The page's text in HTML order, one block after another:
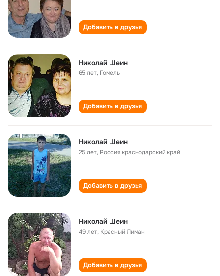
Добавить в друзья
Николай Шеин
65 лет, Гомель
Добавить в друзья
Николай Шеин
25 лет, Россия краснодарский край
Добавить в друзья
Николай Шеин
49 лет, Красный Лиман
Добавить в друзья